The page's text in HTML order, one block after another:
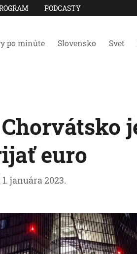
PODCASTY
po minúte Slovensko Svet
euro
januára 2023.